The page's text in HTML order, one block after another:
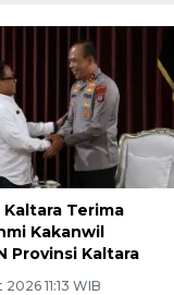
Kaltara Terima
Kakanwil
Provinsi Kaltara
11:13 WIB